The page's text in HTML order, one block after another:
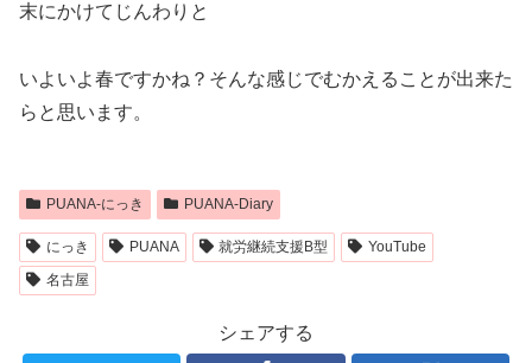
末にかけてじんわりと
いよいよ春ですかね？そんな感じでむかえることが出来た
らと思います。
PUANA-にっき PUANA-Diary
にっき PUANA 就労継続支援B型
YouTube
名古屋
シェアする